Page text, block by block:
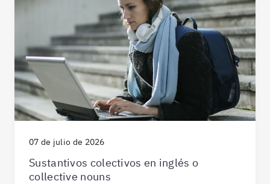
07 de julio de 2026
Sustantivos colectivos en inglés o
collective nouns